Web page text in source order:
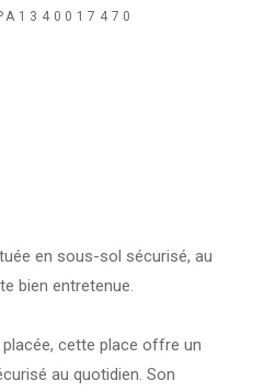
en sous-sol sécurisé, au
bien entretenue.
cette place offre un
au quotidien. Son